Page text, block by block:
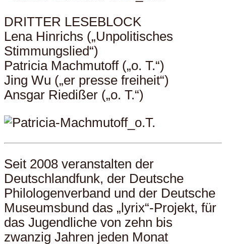
DRITTER LESEBLOCK
Lena Hinrichs („Unpolitisches
Stimmungslied“)
Patricia Machmutoff („o. T.“)
Jing Wu („er presse freiheit“)
Ansgar Riedißer („o. T.“)
Seit 2008 veranstalten der
Deutschlandfunk, der Deutsche
Philologenverband und der Deutsche
Museumsbund das „lyrix“-Projekt, für
das Jugendliche von zehn bis
zwanzig Jahren jeden Monat